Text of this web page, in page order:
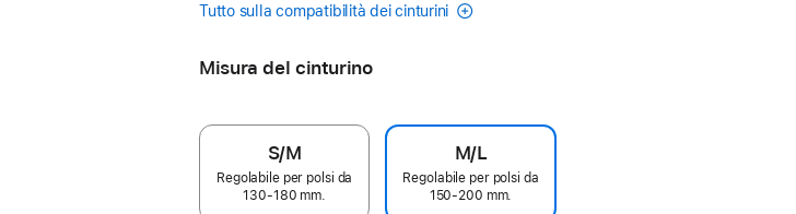
Tutto sulla compatibilità dei cinturini
Misura del cinturino
S/M
Regolabile per polsi da
130-180 mm.
M/L
Regolabile per polsi da
150-200 mm.